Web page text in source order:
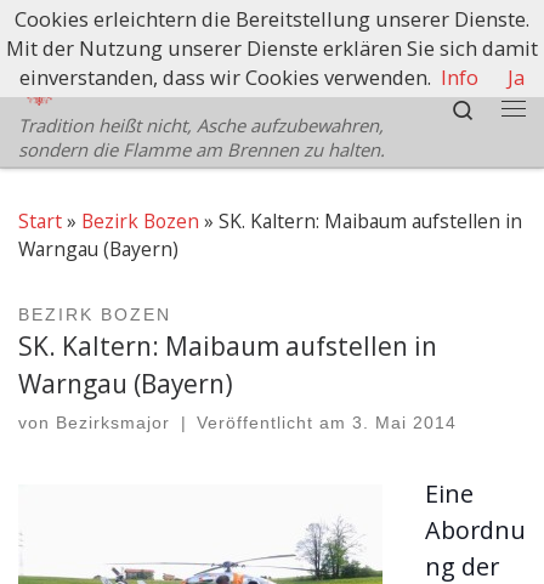
Zum Inhalt springen
Schützenbezirk Bozen
Tradition heißt nicht, Asche aufzubewahren,
sondern die Flamme am Brennen zu halten.
Search
Start» Bezirk Bozen » SK. Kaltern: Maibaum aufstellen in
Warngau (Bayern)
BEZIRK BOZEN
SK. Kaltern: Maibaum aufstellen in
Warngau (Bayern)
von Bezirksmajor | Veröffentlicht am3. Mai 2014
Eine
Abordnu
ng der
Cookies erleichtern die Bereitstellung unserer Dienste.
Mit der Nutzung unserer Dienste erklären Sie sich damit
einverstanden, dass wir Cookies verwenden. Info Ja